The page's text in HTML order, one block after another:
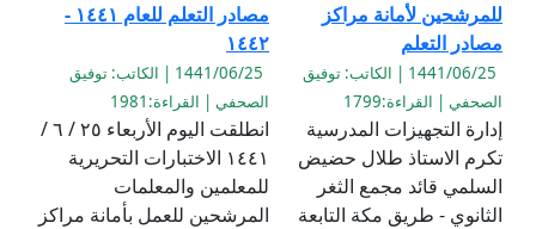
للمرشحين لأمانة مراكز
مصادر التعلم
1441/06/25 | الكاتب: توفيق
الصحفي | القراءة:1799
إدارة التجهيزات المدرسية
تكرم الاستاذ طلال حضيض
السلمي قائد مجمع الثغر
الثانوي - طريق مكة التابعة
مصادر التعلم للعام ١٤٤١ -
١٤٤٢
1441/06/25 | الكاتب: توفيق
الصحفي | القراءة:1981
انطلقت اليوم الأربعاء ٢٥ / ٦ /
١٤٤١ الاختبارات التحريرية
للمعلمين والمعلمات
المرشحين للعمل بأمانة مراكز